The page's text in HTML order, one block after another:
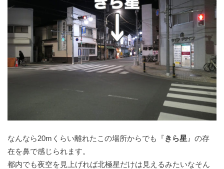
なんなら20mくらい離れたこの場所からでも『きら星 』の存
在を鼻で感じられます。
都内でも夜空を見上げれば北極星だけは見えるみたいなそん